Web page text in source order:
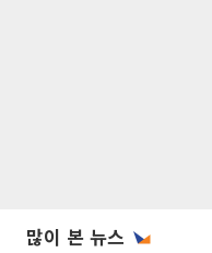
많이 본 뉴스